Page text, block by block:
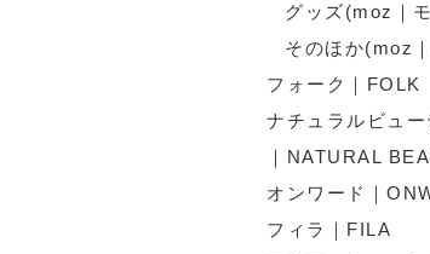
グッズ(moz｜
そのほか(moz
フォーク｜FOLK
ナチュラルビュー
｜NATURAL
オンワード｜
フィラ｜FILA